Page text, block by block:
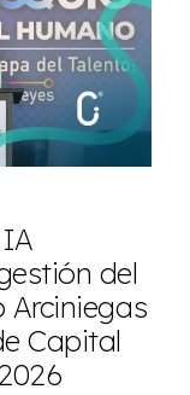
del
Arciniegas
Capital